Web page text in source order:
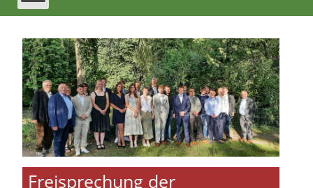
Freisprechung der